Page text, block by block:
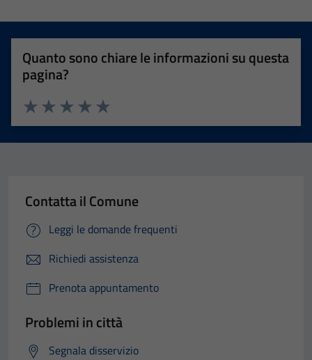
Quanto sono chiare le informazioni su questa
pagina?
Valuta 5 stelle su 5
Valuta 4 stelle su 5
Valuta 3 stelle su 5
Valuta 2 stelle su 5
Valuta 1 stelle su 5
Contatta il Comune
Leggi le domande frequenti
Richiedi assistenza
Prenota appuntamento
Problemi in città
Segnala disservizio